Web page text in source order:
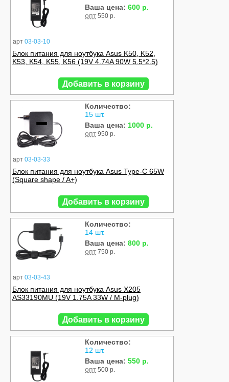
арт 03-03-10
Ваша цена: 600 р.
опт 550 р.
Блок питания для ноутбука Asus K50, K52,
K53, K54, K55, K56 (19V 4.74A 90W 5.5*2.5)
Добавить в корзину
арт 03-03-33
Количество:
15 шт.
Ваша цена: 1000 р.
опт 950 р.
Блок питания для ноутбука Asus Type-C 65W
(Square shape / A+)
Добавить в корзину
арт 03-03-43
Количество:
14 шт.
Ваша цена: 800 р.
опт 750 р.
Блок питания для ноутбука Asus X205
AS33190MU (19V 1.75A 33W / M-plug)
Добавить в корзину
Количество:
12 шт.
Ваша цена: 550 р.
опт 500 р.